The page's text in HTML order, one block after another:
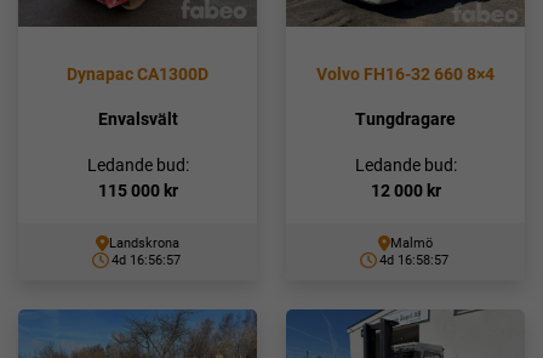
Dynapac CA1300D
Envalsvält
Ledande bud:
115 000 kr
Landskrona
4d 16:56:56
Volvo FH16-32 660 8×4
Tungdragare
Ledande bud:
12 000 kr
Malmö
4d 16:58:56